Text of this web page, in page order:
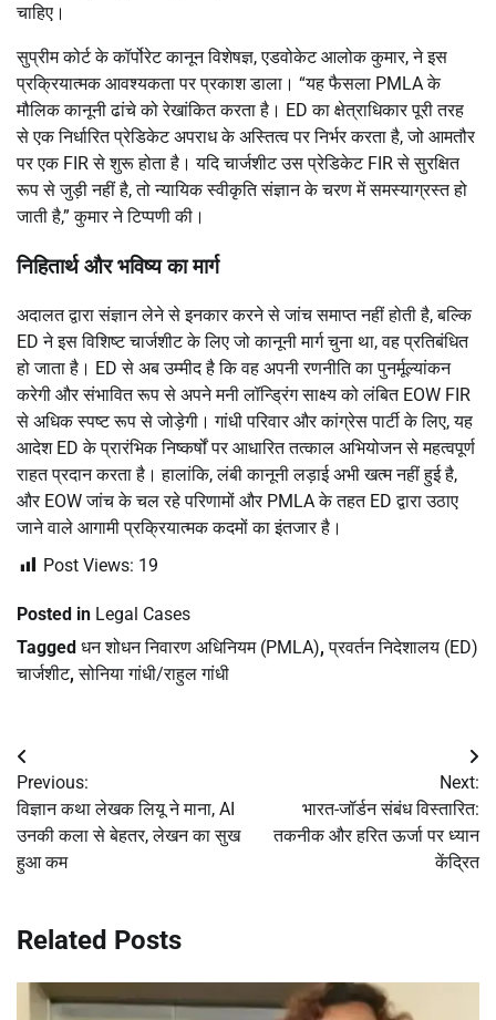
चाहिए।
सुप्रीम कोर्ट के कॉर्पोरेट कानून विशेषज्ञ, एडवोकेट आलोक कुमार, ने इस
प्रक्रियात्मक आवश्यकता पर प्रकाश डाला। “यह फैसला PMLA के
मौलिक कानूनी ढांचे को रेखांकित करता है। ED का क्षेत्राधिकार पूरी तरह
से एक निर्धारित प्रेडिकेट अपराध के अस्तित्व पर निर्भर करता है, जो आमतौर
पर एक FIR से शुरू होता है। यदि चार्जशीट उस प्रेडिकेट FIR से सुरक्षित
रूप से जुड़ी नहीं है, तो न्यायिक स्वीकृति संज्ञान के चरण में समस्याग्रस्त हो
जाती है,” कुमार ने टिप्पणी की।
निहितार्थ और भविष्य का मार्ग
अदालत द्वारा संज्ञान लेने से इनकार करने से जांच समाप्त नहीं होती है, बल्कि
ED ने इस विशिष्ट चार्जशीट के लिए जो कानूनी मार्ग चुना था, वह प्रतिबंधित
हो जाता है। ED से अब उम्मीद है कि वह अपनी रणनीति का पुनर्मूल्यांकन
करेगी और संभावित रूप से अपने मनी लॉन्ड्रिंग साक्ष्य को लंबित EOW FIR
से अधिक स्पष्ट रूप से जोड़ेगी। गांधी परिवार और कांग्रेस पार्टी के लिए, यह
आदेश ED के प्रारंभिक निष्कर्षों पर आधारित तत्काल अभियोजन से महत्वपूर्ण
राहत प्रदान करता है। हालांकि, लंबी कानूनी लड़ाई अभी खत्म नहीं हुई है,
और EOW जांच के चल रहे परिणामों और PMLA के तहत ED द्वारा उठाए
जाने वाले आगामी प्रक्रियात्मक कदमों का इंतजार है।
Post Views: 19
Posted in Legal Cases
Tagged धन शोधन निवारण अधिनियम (PMLA),प्रवर्तन निदेशालय (ED)
चार्जशीट,सोनिया गांधी/राहुल गांधी
Post
navigation
Previous:
विज्ञान कथा लेखक लियू ने माना, AI
उनकी कला से बेहतर, लेखन का सुख
हुआ कम
Next:
भारत-जॉर्डन संबंध विस्तारित:
तकनीक और हरित ऊर्जा पर ध्यान
केंद्रित
Related Posts